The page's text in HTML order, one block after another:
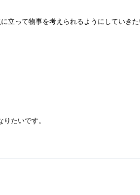
立って物事を考えられるようにしていきた
たいです。